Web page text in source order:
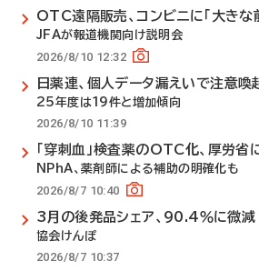
OTC遠隔販売、コンビニに「大きな
JFAが報道機関向け説明会
2026/8/10 12:32
日薬連、個人データ漏えいで注意喚
25年度は19件と増加傾向
2026/8/10 11:39
「穿刺血」検査薬のOTC化、厚労省
NPhA、薬剤師による補助の明確化も
2026/8/7 10:40
3月の後発品シェア、90.4％に微減
協会けんぽ
2026/8/7 10:37